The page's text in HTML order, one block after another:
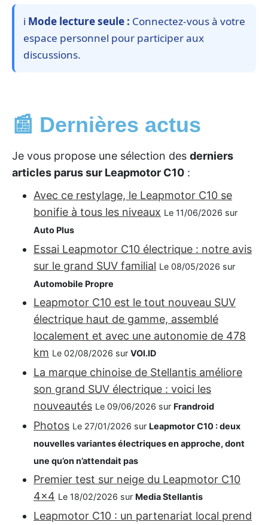
ℹ️ Mode lecture seule : Connectez-vous à votre
espace personnel pour participer aux
discussions.
📰 Dernières actus
Je vous propose une sélection des derniers
articles parus sur Leapmotor C10 :
Avec ce restylage, le Leapmotor C10 se
bonifie à tous les niveaux Le 11/06/2026 sur
Auto Plus
Essai Leapmotor C10 électrique : notre avis
sur le grand SUV familial Le 08/05/2026 sur
Automobile Propre
Leapmotor C10 est le tout nouveau SUV
électrique haut de gamme, assemblé
localement et avec une autonomie de 478
km Le 02/08/2026 sur VOI.ID
La marque chinoise de Stellantis améliore
son grand SUV électrique : voici les
nouveautés Le 09/06/2026 sur Frandroid
Photos Le 27/01/2026 sur Leapmotor C10 : deux
nouvelles variantes électriques en approche, dont
une qu’on n’attendait pas
Premier test sur neige du Leapmotor C10
4x4 Le 18/02/2026 sur Media Stellantis
Leapmotor C10 : un partenariat local prend